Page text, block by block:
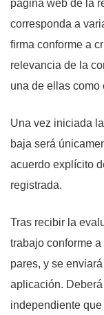
página web de la
corresponda a
firma conforme a
relevancia de la
una de ellas como
Una vez iniciada
baja será
acuerdo explícito
registrada.
Tras recibir la
trabajo conforme
pares, y se
aplicación.
independiente